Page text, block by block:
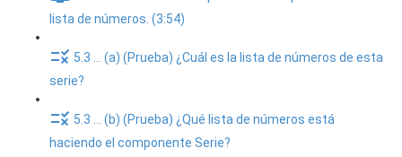
lista de números. (3:54)
5.3 ... (a) (Prueba) ¿Cuál es la lista de números de esta
serie?
5.3 ... (b) (Prueba) ¿Qué lista de números está
haciendo el componente Serie?